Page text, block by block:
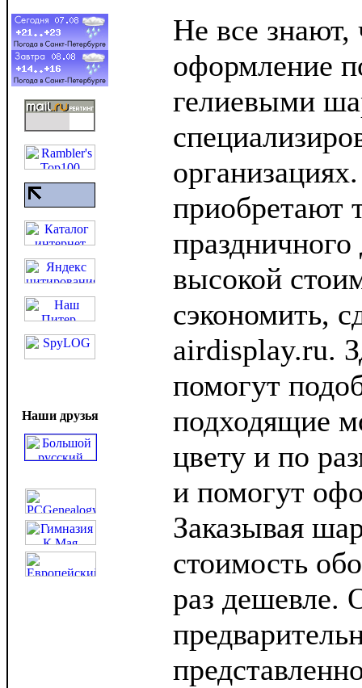
Наши друзья
Не все знают,
оформление
гелиевыми
приобретают
праздничного
высокой
сэкономить,
airdisplay.ru.
помогут
подходящие
цвету и по
и помогут
Заказывая
стоимость
раз дешевле.